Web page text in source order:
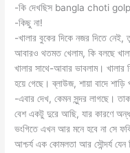
-কি দেখছিস bangla choti
-কিছু না!
-খালার বুকের দিকে নজর দিতে
আবারও থতমত খেলাম, কি বলছে
খালার সাথে-আবার ভাবলাম। খালার
হয়ে গেছে। ব্লাউজ, শায়া বাদে শাড়ি
-এবার দেখ, কেমন সুন্দর লাগছে।
বেশ একটু দুরে আছি, যার কারণে অন্ধ
ভংগিতে এখন আর মনে হবে না সে
আশ্চর্য এক কোমলতা আর সৌন্দর্য যেন